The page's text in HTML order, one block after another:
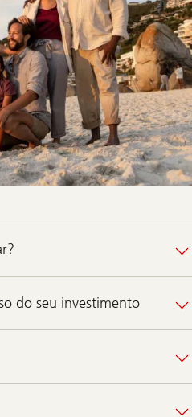
do seu investimento